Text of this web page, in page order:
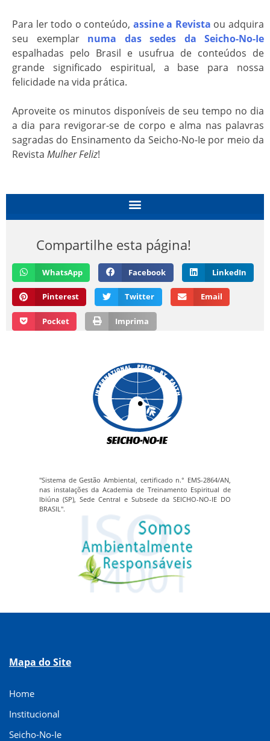
Para ler todo o conteúdo, assine a Revista ou adquira
seu exemplar numa das sedes da Seicho-No-Ie
espalhadas pelo Brasil e usufrua de conteúdos de
grande significado espiritual, a base para nossa
felicidade na vida prática.
Aproveite os minutos disponíveis de seu tempo no dia
a dia para revigorar-se de corpo e alma nas palavras
sagradas do Ensinamento da Seicho-No-Ie por meio da
Revista Mulher Feliz!
Compartilhe esta página!
WhatsApp Facebook LinkedIn
Pinterest Twitter Email
Pocket Imprima
"Sistema de Gestão Ambiental, certificado n.° EMS-2864/AN,
nas instalações da Academia de Treinamento Espiritual de
Ibiúna (SP), Sede Central e Subsede da SEICHO-NO-IE DO
BRASIL".
Mapa do Site
Home
Institucional
Seicho-No-Ie